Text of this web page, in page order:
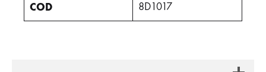
COD 8D1017